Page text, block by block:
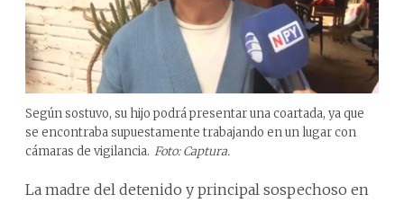
Según sostuvo, su hijo podrá presentar una coartada, ya que
se encontraba supuestamente trabajando en un lugar con
cámaras de vigilancia. Foto: Captura.
La madre del detenido y principal sospechoso en